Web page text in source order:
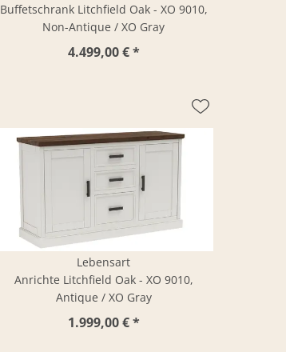
Buffetschrank Litchfield Oak - XO 9010,
Non-Antique / XO Gray
4.499,00 € *
Lebensart
Anrichte Litchfield Oak - XO 9010,
Antique / XO Gray
1.999,00 € *